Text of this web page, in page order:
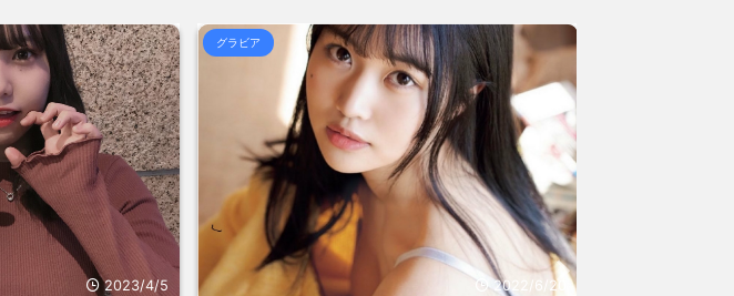
合) NEW! (8/6 19:17)
北朝鮮、弾道ミサイル発射 EEZ外に落下 / 5chまとめMAP(総合) NEW! (8/6 18:15)
海外「日本よ、お前がナンバーワンだ」 熊本地震直後の日本の対... / にゅーすなう！ まと
めアンテナ
(7/30 22:36)
【画像】おまえらこういう地雷系の女子高生って好きじゃないの？ / にゅーすなう！ まと
めアンテナ (7/30 22:26)
【為替相場】為替介入により一時1ドル157円台 しかし戻しも... / にゅーすなう！ まとめ
アンテナ (7/30 22:16)
勇気を出して白人美女にチン凸したアジア人短小男♂、爆笑されて... / にゅーすなう！ ま
とめアンテナ
(7/30 22:06)
海外「日本よ、お前がナンバーワンだ」 熊本地震直後の日本の対... / にゅーすなう！ まと
めアンテナ
(7/30 21:56)
Powered by livedoor 相互RSS
2022/6/20
グラビア
2022/6/18